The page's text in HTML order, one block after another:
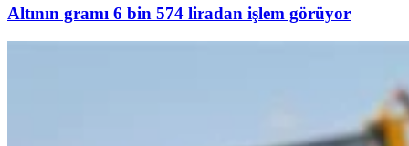
Altının gramı 6 bin 574 liradan işlem görüyor